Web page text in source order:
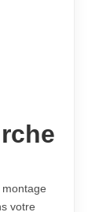
votre